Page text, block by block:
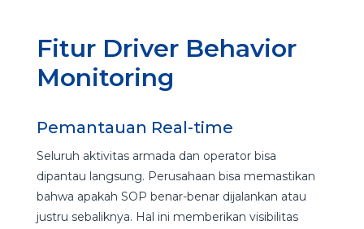
Fitur Driver Behavior
Monitoring
Pemantauan Real-time
Seluruh aktivitas armada dan operator bisa
dipantau langsung. Perusahaan bisa memastikan
bahwa apakah SOP benar-benar dijalankan atau
justru sebaliknya. Hal ini memberikan visibilitas